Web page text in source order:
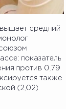
средний
показатель
против 0,79
также
(2,02)